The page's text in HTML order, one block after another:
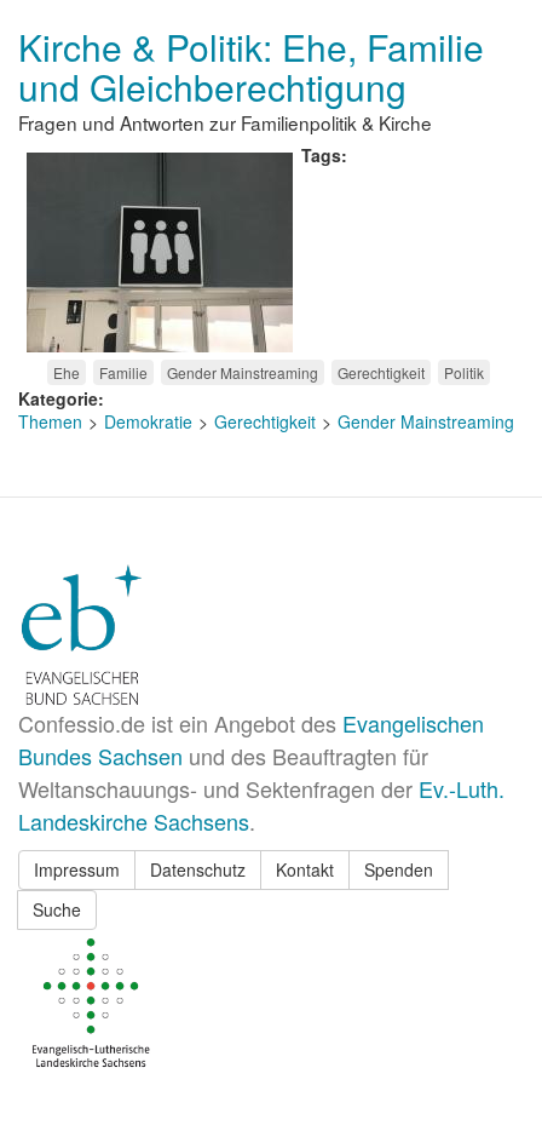
Kirche & Politik: Ehe, Familie
und Gleichberechtigung
Fragen und Antworten zur Familienpolitik & Kirche
Tags
Ehe Familie Gender Mainstreaming Gerechtigkeit Politik
Kategorie
Themen
Demokratie Gerechtigkeit Gender Mainstreaming
Confessio.de ist ein Angebot des Evangelischen
Bundes Sachsen und des Beauftragten für
Weltanschauungs- und Sektenfragen der Ev.-Luth.
Landeskirche Sachsens.
Impressum Datenschutz Kontakt
Spenden
Suche